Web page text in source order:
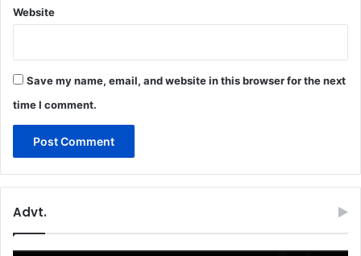
Website
Save my name, email, and website in this browser for the next
time I comment.
Advt.